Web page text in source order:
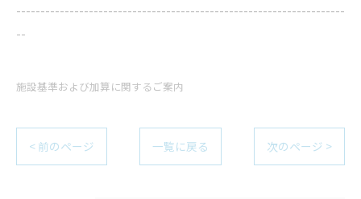
--------------------------------------------------------------------
--
施設基準および加算に関するご案内
< 前のページ 一覧に戻る 次のページ >